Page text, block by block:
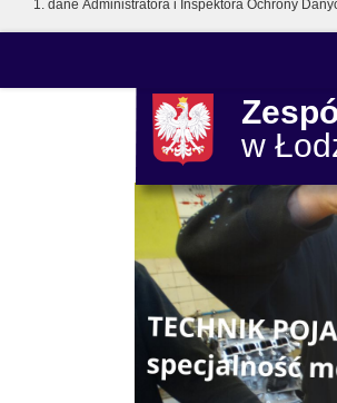
1. dane Administratora i Inspektora Ochrony
w